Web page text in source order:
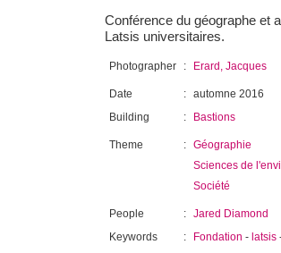
Conférence du géographe et
Latsis universitaires.
Photographer : Erard, Jacques
Date : automne 2016
Building
: Bastions
Theme : Géographie
Sciences de
Société
People : Jared Diamond
Keywords
: Fondation - latsis